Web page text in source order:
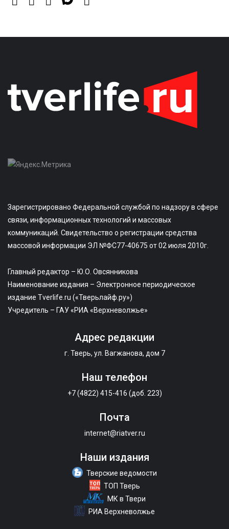
Зарегистрировано Федеральной службой по надзору в сфере
связи, информационных технологий и массовых
коммуникаций. Свидетельство о регистрации средства
массовой информации ЭЛ №ФС77-40675 от 02 июля 2010г.
Главный редактор – Ю.О. Овсянникова
Наименование издания – Электронное периодическое
издание Tverlife.ru («Тверьлайф.ру»)
Учредитель – ГАУ «РИА «Верхневолжье»
Адрес редакции
г. Тверь, ул. Вагжанова, дом 7
Наш телефон
+7 (4822) 415-416 (доб. 223)
Почта
internet@riatver.ru
Наши издания
Тверские ведомости
ТОП Тверь
МК в Твери
РИА Верхневолжье